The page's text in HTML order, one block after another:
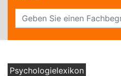
Psychologielexikon